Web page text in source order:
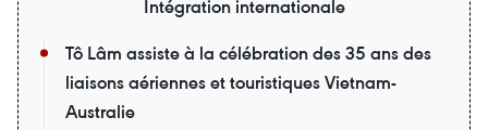
Intégration internationale
Tô Lâm assiste à la célébration des 35 ans des
liaisons aériennes et touristiques Vietnam-
Australie